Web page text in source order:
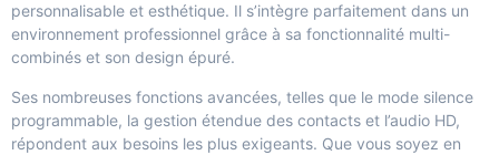
personnalisable et esthétique. Il s’intègre parfaitement dans un
environnement professionnel grâce à sa fonctionnalité multi-
combinés et son design épuré.
Ses nombreuses fonctions avancées, telles que le mode silence
programmable, la gestion étendue des contacts et l’audio HD,
répondent aux besoins les plus exigeants. Que vous soyez en